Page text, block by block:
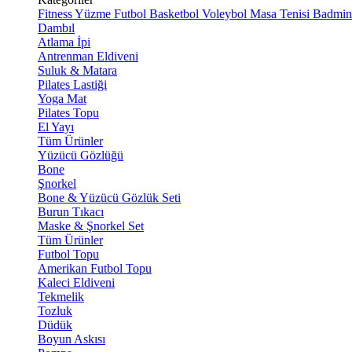
FitnessYüzme Futbol Basketbol Voleybol Masa Tenisi
Dambıl
Atlama İpi
Antrenman Eldiveni
Suluk & Matara
Pilates Lastiği
Yoga Mat
Pilates Topu
El Yayı
Tüm Ürünler
Yüzücü Gözlüğü
Bone
Şnorkel
Bone & Yüzücü Gözlük Seti
Burun Tıkacı
Maske & Şnorkel Set
Tüm Ürünler
Futbol Topu
Amerikan Futbol Topu
Kaleci Eldiveni
Tekmelik
Tozluk
Düdük
Boyun Askısı